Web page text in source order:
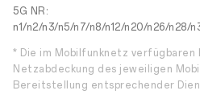
5G NR:
n1/n2/n3/n5/n7/n8/n12/n20/n26/n28/
* Die im Mobilfunknetz verfügbaren
Netzabdeckung des jeweiligen
Bereitstellung entsprechender